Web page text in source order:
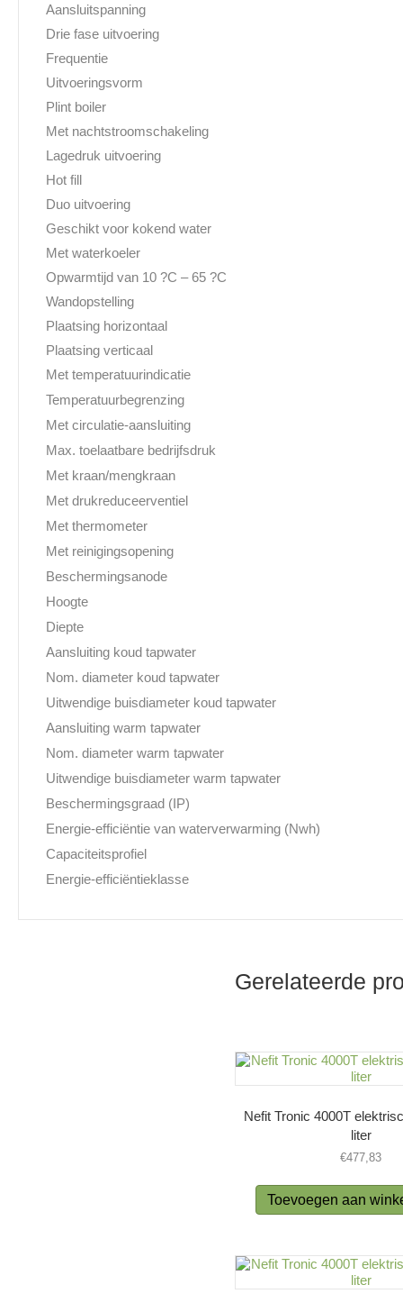
Aansluitspanning
Drie fase uitvoering
Frequentie
Uitvoeringsvorm
Plint boiler
Met nachtstroomschakeling
Lagedruk uitvoering
Hot fill
Duo uitvoering
Geschikt voor kokend water
Met waterkoeler
Opwarmtijd van 10 ?C – 65 ?C
Wandopstelling
Plaatsing horizontaal
Plaatsing verticaal
Met temperatuurindicatie
Temperatuurbegrenzing
Met circulatie-aansluiting
Max. toelaatbare bedrijfsdruk
Met kraan/mengkraan
Met drukreduceerventiel
Met thermometer
Met reinigingsopening
Beschermingsanode
Hoogte
Diepte
Aansluiting koud tapwater
Nom. diameter koud tapwater
Uitwendige buisdiameter koud tapwater
Aansluiting warm tapwater
Nom. diameter warm tapwater
Uitwendige buisdiameter warm tapwater
Beschermingsgraad (IP)
Energie-efficiëntie van waterverwarming (Nwh)
Capaciteitsprofiel
Energie-efficiëntieklasse
Gerelateerde
Nefit Tronic 4000T
liter
€477,83
Toevoegen aan